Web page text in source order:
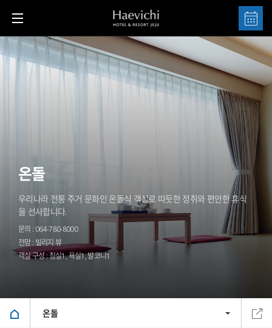
온돌
우리나라 전통 주거 문화인 온돌식 객실로 따듯한 정취와 편안한 휴식
을 선사합니다.
문의 : 064-780-8000
전망 : 빌리지 뷰
객실 구성 : 침실1, 욕실1, 발코니1
온돌